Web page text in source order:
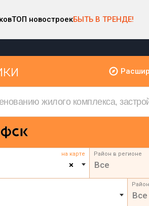
ТОП новостроекБЫТЬ В ТРЕНДЕ!
на карте
×
Район в регионе
Все
Все